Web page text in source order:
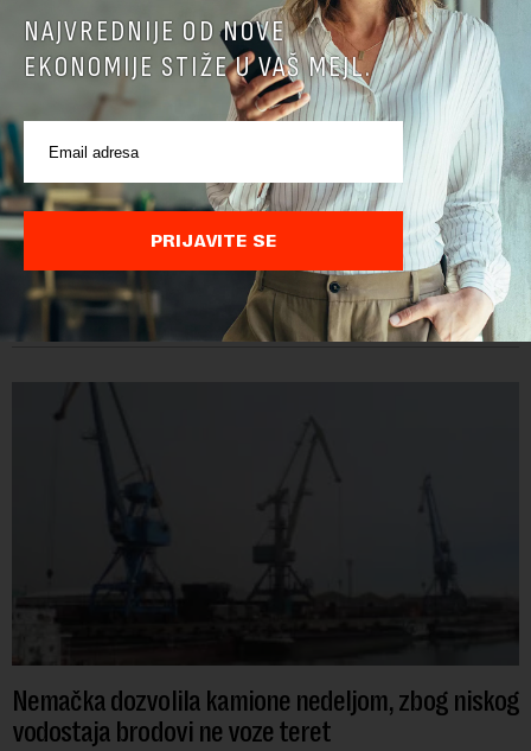
Kipar planira da gasom snabdeva Evropu već od
2028. godine
Potrošači mogu očekivati da će prirodni gas iz nalazišta u
podmorju kod Kipra pomoći u pokrivanju energetskih potreba
Evrope već od marta 2028. godine, izjavio je ministar
energetike te ostrvske zemlje Ma...
Nemačka dozvolila kamione nedeljom, zbog niskog
vodostaja brodovi ne voze teret
NAJVREDNIJE OD NOVE
EKONOMIJE STIŽE U VAŠ MEJL.
PRIJAVITE SE